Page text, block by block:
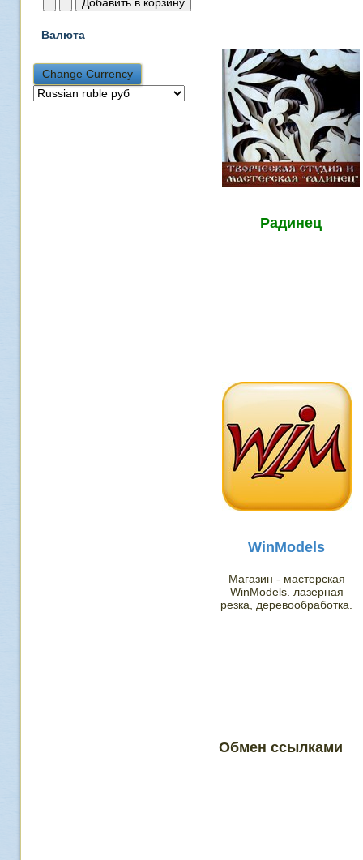
Валюта
Радинец
WinModels
Магазин - мастерская
WinModels. лазерная
резка, деревообработка.
Обмен ссылками